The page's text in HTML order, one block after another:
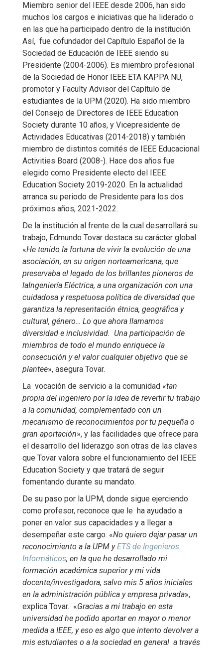
Miembro senior del IEEE desde 2006, han sido
muchos los cargos e iniciativas que ha liderado o
en las que ha participado dentro de la institución.
Así, fue cofundador del Capítulo Español de la
Sociedad de Educación de IEEE siendo su
Presidente (2004-2006). Es miembro profesional
de la Sociedad de Honor IEEE ETA KAPPA NU,
promotor y Faculty Advisor del Capítulo de
estudiantes de la UPM (2020). Ha sido miembro
del Consejo de Directores de IEEE Education
Society durante 10 años, y Vicepresidente de
Actividades Educativas (2014-2018) y también
miembro de distintos comités de IEEE Educacional
Activities Board (2008-). Hace dos años fue
elegido como Presidente electo del IEEE
Education Society 2019-2020. En la actualidad
arranca su periodo de Presidente para los dos
próximos años, 2021-2022.
De la institución al frente de la cual desarrollará su
trabajo, Edmundo Tovar destaca su carácter global.
«He tenido la fortuna de vivir la evolución de una
asociación, en su origen norteamericana, que
preservaba el legado de los brillantes pioneros de
laIngeniería Eléctrica, a una organización con una
cuidadosa y respetuosa política de diversidad que
garantiza la representación étnica, geográfica y
cultural, género… Lo que ahora llamamos
diversidad e inclusividad. Una participación de
miembros de todo el mundo enriquece la
consecución y el valor cualquier objetivo que se
plantee», asegura Tovar.
La vocación de servicio a la comunidad «tan
propia del ingeniero por la idea de revertir tu trabajo
a la comunidad, complementado con un
mecanismo de reconocimientos por tu pequeña o
gran aportación», y las facilidades que ofrece para
el desarrollo del liderazgo son otras de las claves
que Tovar valora sobre el funcionamiento del IEEE
Education Society y que tratará de seguir
fomentando durante su mandato.
De su paso por la UPM, donde sigue ejerciendo
como profesor, reconoce que le ha ayudado a
poner en valor sus capacidades y a llegar a
desempeñar este cargo. «No quiero dejar pasar un
reconocimiento a la UPM yETS de Ingenieros
Informáticos, en la que he desarrollado mi
formación académica superior y mi vida
docente/investigadora, salvo mis 5 años iniciales
en la administración pública y empresa privada»,
explica Tovar. «Gracias a mi trabajo en esta
universidad he podido aportar en mayor o menor
medida a IEEE, y eso es algo que intento devolver a
mis estudiantes o a la sociedad en general a través